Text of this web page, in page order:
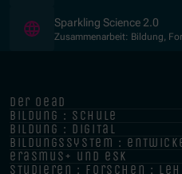
Sparkling Science 2.0
Zusammenarbeit: Bildung,
der oead
bildung : schule
bildung : digital
bildungssystem :
erasmus+ und esk
studieren : forschen :